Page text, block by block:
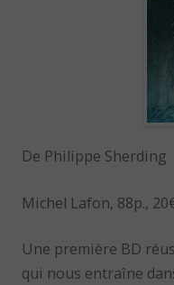
De Philippe Sherding
Michel Lafon, 88p.,
Une première BD
qui nous entraîne